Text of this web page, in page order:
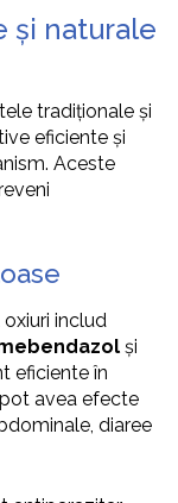
și naturale
tradiționale și
eficiente și
Aceste
includ
și
eficiente în
avea efecte
diaree